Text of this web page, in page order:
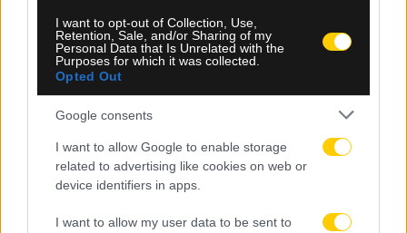
I want to opt-out of Collection, Use,
Retention, Sale, and/or Sharing of my
Personal Data that Is Unrelated with the
Purposes for which it was collected.
Opted Out
Google consents
I want to allow Google to enable storage
related to advertising like cookies on web or
device identifiers in apps.
I want to allow my user data to be sent to